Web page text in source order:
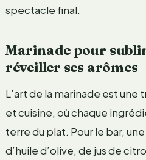
spectacle final.
Marinade pour
réveiller ses arômes
L’art de la marinade est
et cuisine, où chaque
terre du plat. Pour le bar,
d’huile d’olive, de jus de